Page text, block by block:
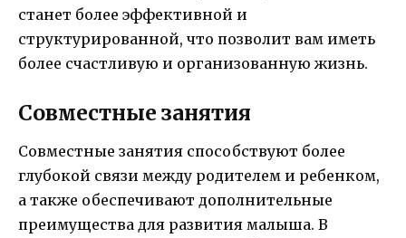
станет более эффективной и
структурированной, что позволит вам иметь
более счастливую и организованную жизнь.
Совместные занятия
Совместные занятия способствуют более
глубокой связи между родителем и ребенком,
а также обеспечивают дополнительные
преимущества для развития малыша. В